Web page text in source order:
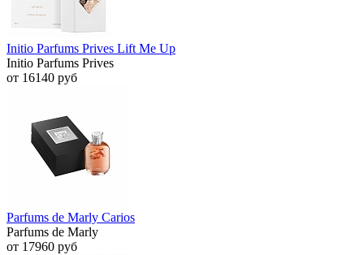
Initio Parfums Prives Lift Me Up
Initio Parfums Prives
от 16140 руб
Parfums de Marly Carios
Parfums de Marly
от 17960 руб